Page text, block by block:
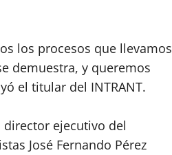
los procesos que llevamos
demuestra, y queremos
el titular del INTRANT.
director ejecutivo del
José Fernando Pérez